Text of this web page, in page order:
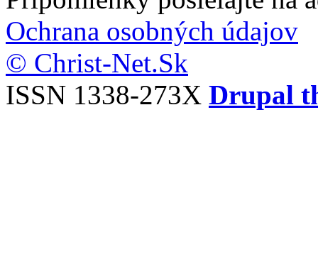
Ochrana osobných údajov
© Christ-Net.Sk
ISSN 1338-273X Drupal